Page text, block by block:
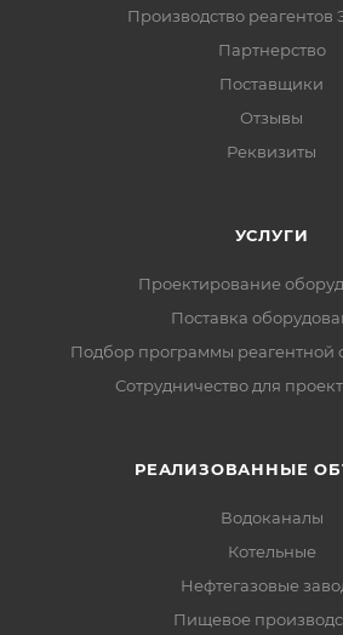
Производство
Партнерство
Поставщики
Отзывы
Реквизиты
УСЛУГИ
Проектирование
Поставка
Подбор программы реагентной
Сотрудничество для
РЕАЛИЗОВАННЫЕ
Водоканалы
Котельные
Нефтегазовые
Пищевое